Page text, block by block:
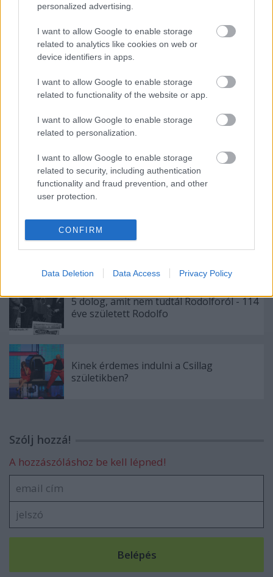
personalized advertising.
I want to allow Google to enable storage
related to analytics like cookies on web or
device identifiers in apps.
I want to allow Google to enable storage
related to functionality of the website or app.
I want to allow Google to enable storage
related to personalization.
I want to allow Google to enable storage
related to security, including authentication
functionality and fraud prevention, and other
user protection.
CONFIRM
Data Deletion Data Access Privacy Policy
napfényes étterem
szabó g. gábor bűvészest
Ajánlott bejegyzések:
39 éve halt meg Rodolfo - Molnár Gergely
interjú
A hét idézete: Rodolfo
5 dolog, amit nem tudtál Rodolforól - 114
éve született Rodolfo
Kinek érdemes indulni a Csillag
születikben?
Szólj hozzá!
A hozzászóláshoz be kell lépned!